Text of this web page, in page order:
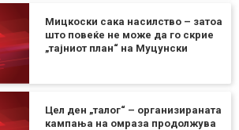
Мицкоски сака насилство – затоа
што повеќе не може да го скрие
„тајниот план“ на Муцунски
Цел ден „талог“ – организираната
кампања на омраза продолжува